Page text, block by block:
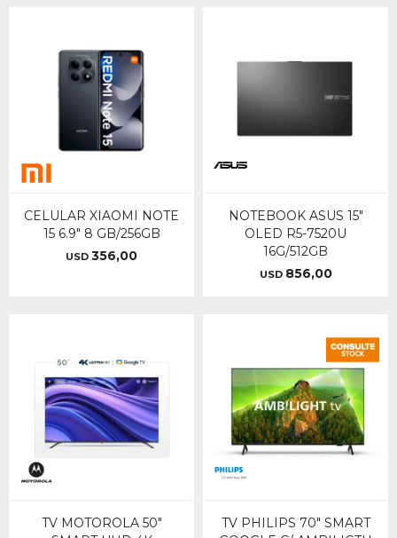
CELULAR XIAOMI NOTE
15 6.9" 8 GB/256GB
USD 356,00
NOTEBOOK ASUS 15"
OLED R5-7520U
16G/512GB
USD 856,00
TV MOTOROLA 50"
TV PHILIPS 70" SMART